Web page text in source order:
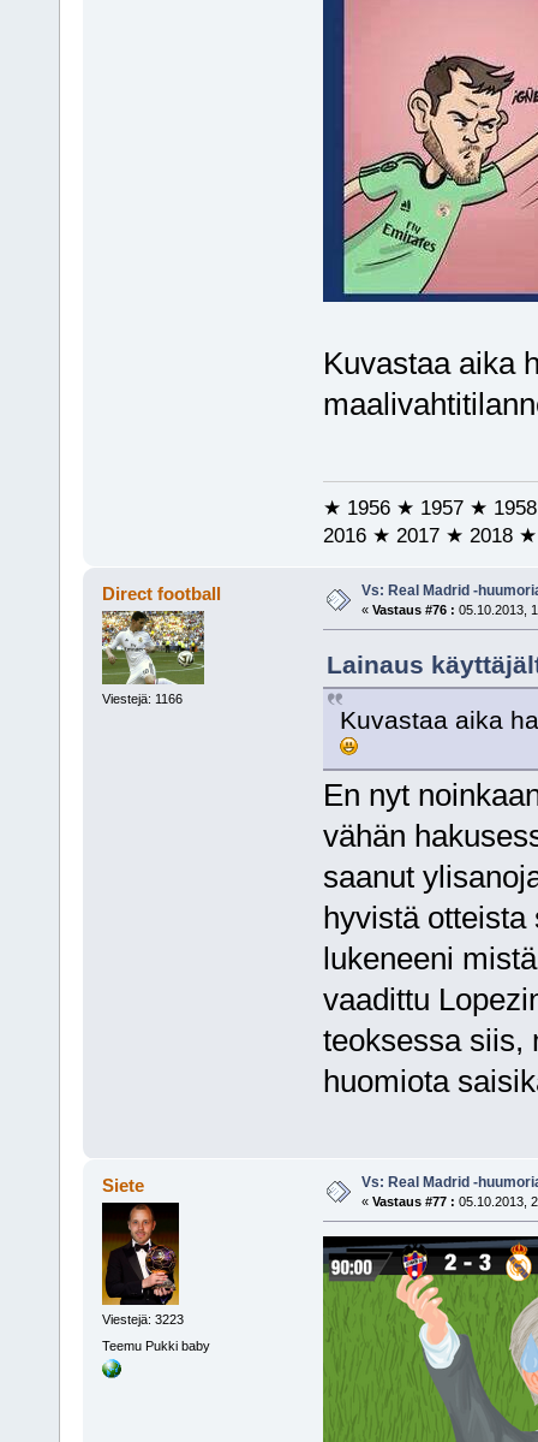
Kuvastaa aika
★ 1956 ★ 1957 ★
2016 ★ 2017 ★ 2018 ★
Direct football
Viestejä: 1166
Vs: Real Madrid -
« Vastaus #76 : 05.10.2013,
Lainaus
Kuvastaa aika
En nyt
vähän
saanut
hyvistä
lukeneeni
vaadittu
teoksessa siis,
huomiota
Siete
Viestejä: 3223
Teemu Pukki baby
Vs: Real Madrid -
« Vastaus #77 : 05.10.2013,